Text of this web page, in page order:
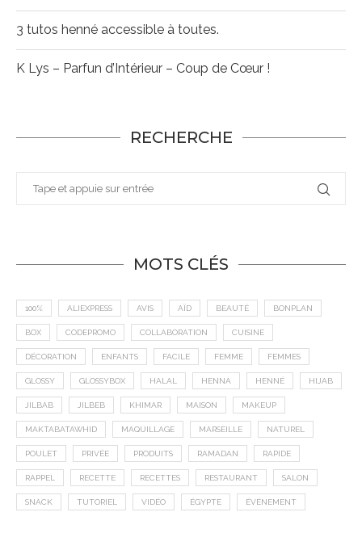
3 tutos henné accessible à toutes.
K Lys – Parfun d’Intérieur – Coup de Cœur !
RECHERCHE
MOTS CLÉS
100% ALIEXPRESS AVIS AÏD BEAUTÉ BONPLAN
BOX CODEPROMO COLLABORATION CUISINE
DÉCORATION ENFANTS FACILE FEMME FEMMES
GLOSSY GLOSSYBOX HALAL HENNA HENNÉ HIJAB
JILBAB JILBEB KHIMAR MAISON MAKEUP
MAKTABATAWHID MAQUILLAGE MARSEILLE NATUREL
POULET PRIVÉE PRODUITS RAMADAN RAPIDE
RAPPEL RECETTE RECETTES RESTAURANT SALON
SNACK TUTORIEL VIDÉO ÉGYPTE ÉVÉNEMENT